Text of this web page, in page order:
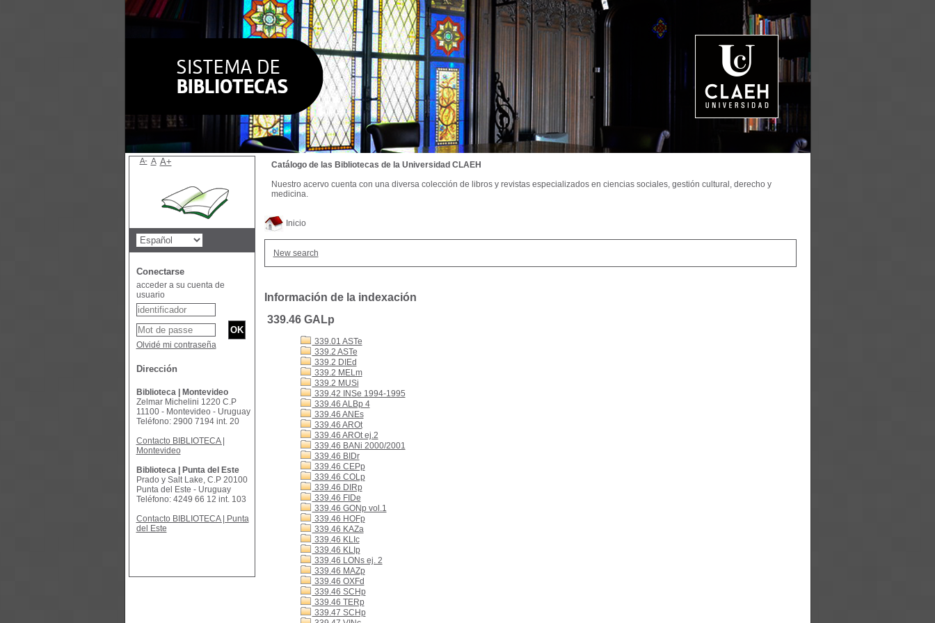
Inicio
New search
Información de la indexación
339.46 GALp
339.01 ASTe
339.2 ASTe
339.2 DIEd
339.2 MELm
339.2 MUSi
339.42 INSe 1994-1995
339.46 ALBp 4
339.46 ANEs
339.46 AROt
339.46 AROt ej.2
339.46 BANi 2000/2001
339.46 BIDr
339.46 CEPp
339.46 COLp
339.46 DIRp
339.46 FIDe
339.46 GONp vol.1
339.46 HOFp
339.46 KAZa
339.46 KLIc
339.46 KLIp
339.46 LONs ej. 2
339.46 MAZp
339.46 OXFd
339.46 SCHp
339.46 TERp
339.47 SCHp
Catálogo de las Bibliotecas de la Universidad CLAEH
Nuestro acervo cuenta con una diversa colección de libros y revistas especializados en ciencias sociales, gestión cultural, derecho y
medicina.
A- A A+
Conectarse
acceder a su cuenta de
usuario
Olvidé mi contraseña
Dirección
Biblioteca | Montevideo
Zelmar Michelini 1220 C.P
11100 - Montevideo - Uruguay
Teléfono: 2900 7194 int. 20
Contacto BIBLIOTECA |
Montevideo
Biblioteca | Punta del Este
Prado y Salt Lake, C.P 20100
Punta del Este - Uruguay
Teléfono: 4249 66 12 int. 103
Contacto BIBLIOTECA | Punta
del Este